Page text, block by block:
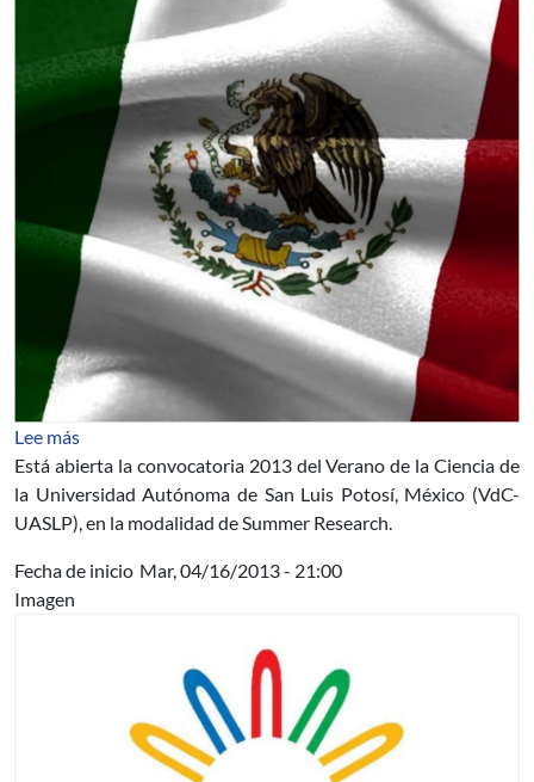
Lee mássobre Convocatoria 2013 Verano de la Ciencia UASLP
Está abierta la convocatoria 2013 del Verano de la Ciencia de
la Universidad Autónoma de San Luis Potosí, México (VdC-
UASLP), en la modalidad de Summer Research.
Fecha de inicio Mar, 04/16/2013 - 21:00
Imagen